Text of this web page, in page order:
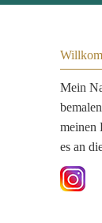
Mein
meinen
es an